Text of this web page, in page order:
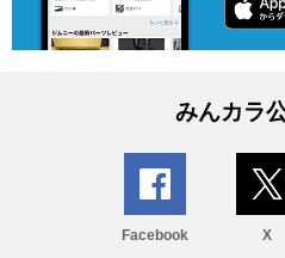
みんカラ
Facebook X